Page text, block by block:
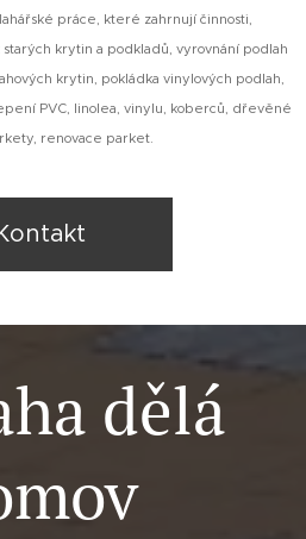
práce, které zahrnují činnosti,
krytin a podkladů, vyrovnání podlah
krytin, pokládka vinylových podlah,
PVC, linolea, vinylu, koberců, dřevěné
renovace parket.
dělá